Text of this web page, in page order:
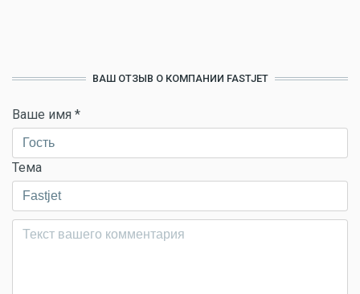
ВАШ ОТЗЫВ О КОМПАНИИ FASTJET
Ваше имя *
Тема
Комментарий*